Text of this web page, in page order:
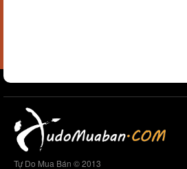
Tự Do Mua Bán © 2013